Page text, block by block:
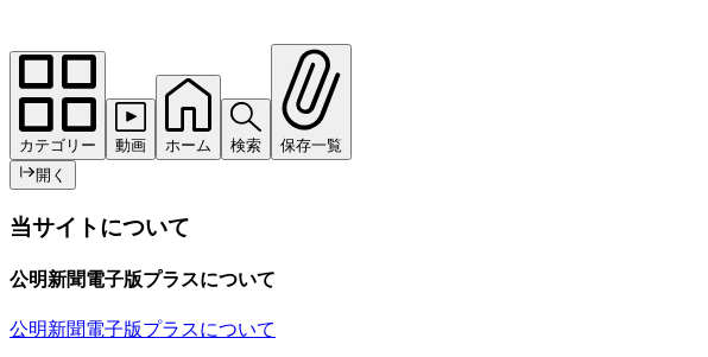
カテゴリー 動画 ホーム 検索
保存一覧
開く
当サイトについて
公明新聞電子版プラスについて
公明新聞電子版プラスについて